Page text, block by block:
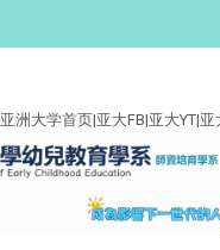
亚洲大学首页|亚大FB|亚大YT|亚